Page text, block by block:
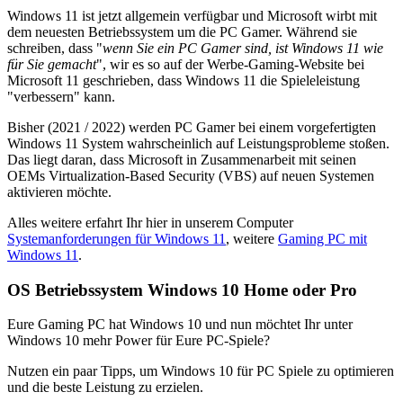
Windows 11 ist jetzt allgemein verfügbar und Microsoft wirbt mit
dem neuesten Betriebssystem um die PC Gamer. Während sie
schreiben, dass "wenn Sie ein PC Gamer sind, ist Windows 11 wie
für Sie gemacht", wir es so auf der Werbe-Gaming-Website bei
Microsoft 11 geschrieben, dass Windows 11 die Spieleleistung
"verbessern" kann.
Bisher (2021 / 2022) werden PC Gamer bei einem vorgefertigten
Windows 11 System wahrscheinlich auf Leistungsprobleme stoßen.
Das liegt daran, dass Microsoft in Zusammenarbeit mit seinen
OEMs Virtualization-Based Security (VBS) auf neuen Systemen
aktivieren möchte.
Alles weitere erfahrt Ihr hier in unserem Computer
Systemanforderungen für Windows 11 , weitere Gaming PC mit
Windows 11 .
OS Betriebssystem Windows 10 Home oder Pro
Eure Gaming PC hat Windows 10 und nun möchtet Ihr unter
Windows 10 mehr Power für Eure PC-Spiele?
Nutzen ein paar Tipps, um Windows 10 für PC Spiele zu optimieren
und die beste Leistung zu erzielen.